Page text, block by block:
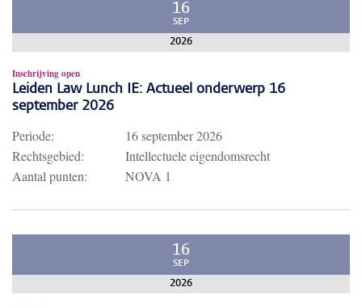
16
SEP
2026
Inschrijving open
Leiden Law Lunch IE: Actueel onderwerp 16
september 2026
Periode:
16 september 2026
Rechtsgebied:
Intellectuele eigendomsrecht
Aantal punten:
NOVA 1
16
SEP
2026